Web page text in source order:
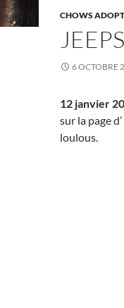
CHOWS
6 OCTOBRE
12 janvier
sur la page
loulous.